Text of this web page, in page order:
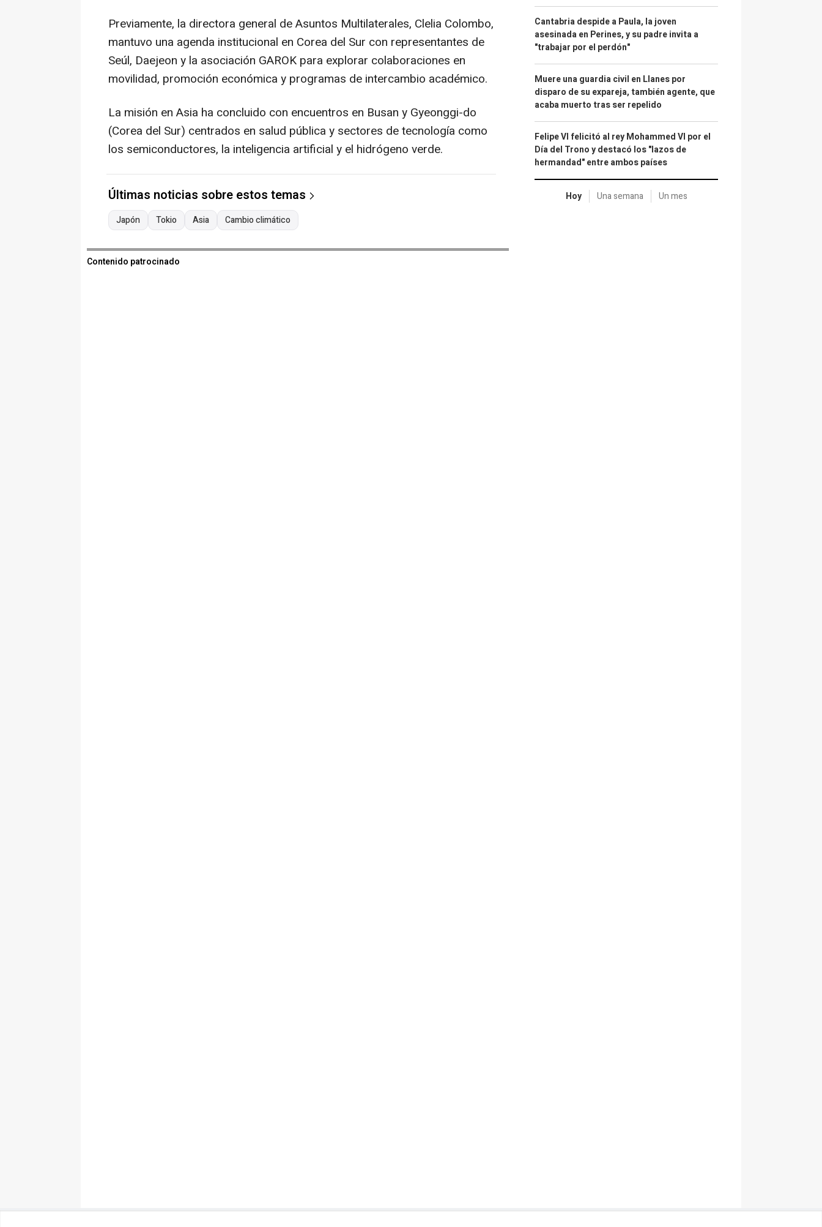
Previamente, la directora general de Asuntos Multilaterales, Clelia Colombo,
mantuvo una agenda institucional en Corea del Sur con representantes de
Seúl, Daejeon y la asociación GAROK para explorar colaboraciones en
movilidad, promoción económica y programas de intercambio académico.
La misión en Asia ha concluido con encuentros en Busan y Gyeonggi-do
(Corea del Sur) centrados en salud pública y sectores de tecnología como
los semiconductores, la inteligencia artificial y el hidrógeno verde.
Últimas noticias sobre estos temas
Japón Tokio Asia Cambio climático
Contenido patrocinado
Cantabria despide a Paula, la joven
asesinada en Perines, y su padre invita a
"trabajar por el perdón"
Muere una guardia civil en Llanes por
disparo de su expareja, también agente, que
acaba muerto tras ser repelido
Felipe VI felicitó al rey Mohammed VI por el
Día del Trono y destacó los "lazos de
hermandad" entre ambos países
Hoy Una semana Un mes